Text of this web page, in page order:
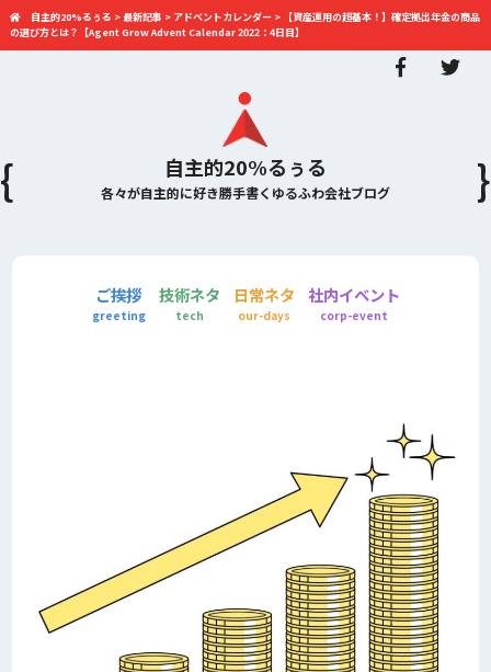
自主的20%るぅる
各々が自主的に好き勝手書くゆるふわ会社ブログ
自主的20%るぅる > 最新記事 > アドベントカレンダー >
【資産運用の超基本！】確定拠出年金の商品
の選び方とは？【Agent Grow Advent Calendar 2022：4日目】
ご挨拶
greeting
技術ネタ
tech
日常ネタ
our-days
社内イベント
corp-event